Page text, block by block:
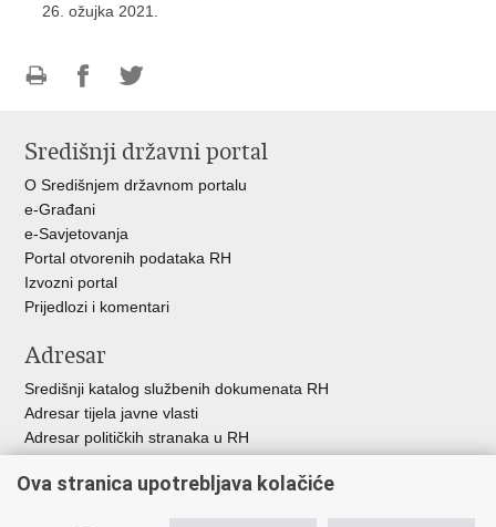
26. ožujka 2021.
FacebookuTwitteru
Središnji državni portal
O Središnjem državnom portalu
e-Građani
e-Savjetovanja
Portal otvorenih podataka RH
Izvozni portal
Prijedlozi i komentari
Adresar
Središnji katalog službenih dokumenata RH
Adresar tijela javne vlasti
Adresar političkih stranaka u RH
Besplatni telefoni javne uprave
Ova stranica upotrebljava kolačiće